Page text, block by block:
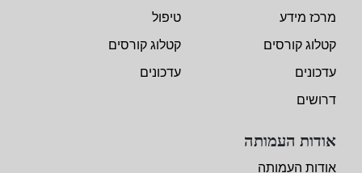
אודות העמותה
אודות העמותה
מרכז מידע
קטלוג קורסים
עדכונים
דרושים
טיפול
קטלוג קורסים
עדכונים